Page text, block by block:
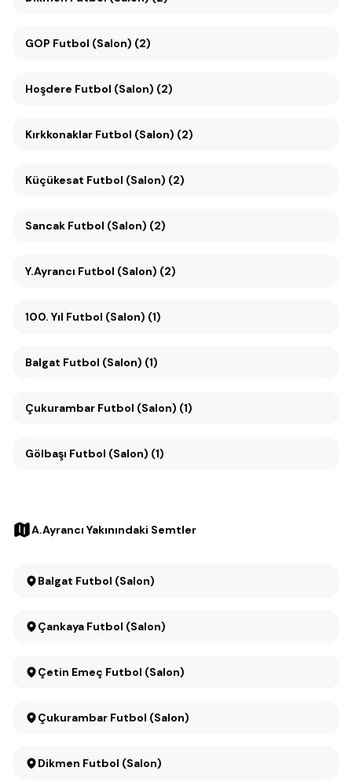
GOP Futbol (Salon) (2)
Hoşdere Futbol (Salon) (2)
Kırkkonaklar Futbol (Salon) (2)
Küçükesat Futbol (Salon) (2)
Sancak Futbol (Salon) (2)
Y.Ayrancı Futbol (Salon) (2)
100. Yıl Futbol (Salon) (1)
Balgat Futbol (Salon) (1)
Çukurambar Futbol (Salon) (1)
Gölbaşı Futbol (Salon) (1)
A.Ayrancı Yakınındaki Semtler
Balgat Futbol (Salon)
Çankaya Futbol (Salon)
Çetin Emeç Futbol (Salon)
Çukurambar Futbol (Salon)
Dikmen Futbol (Salon)